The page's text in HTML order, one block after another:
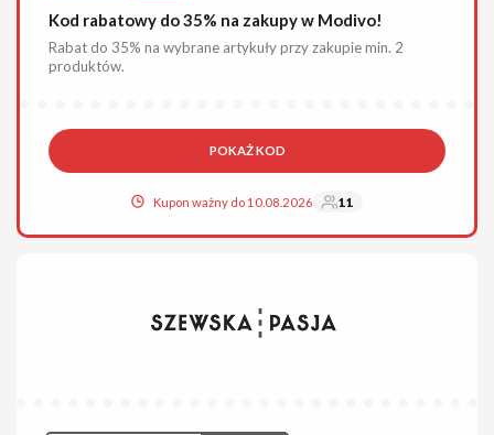
Kod rabatowy do 35% na zakupy w Modivo!
Rabat do 35% na wybrane artykuły przy zakupie min. 2
produktów.
POKAŻ KOD
Kupon ważny do 10.08.2026 11